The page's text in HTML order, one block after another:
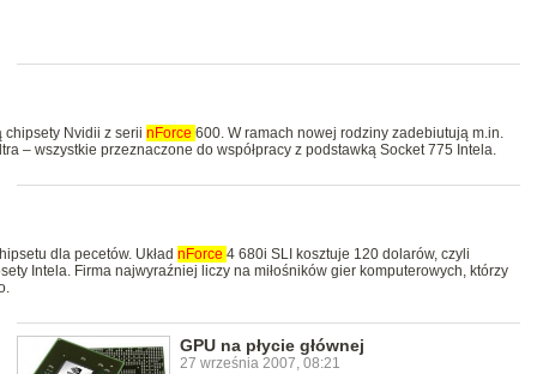
chipsety Nvidii z serii nForce 600. W ramach nowej rodziny zadebiutują m.in.
– wszystkie przeznaczone do współpracy z podstawką Socket 775 Intela.
dla pecetów. Układ nForce 4 680i SLI kosztuje 120 dolarów, czyli
Intela. Firma najwyraźniej liczy na miłośników gier komputerowych, którzy
GPU na płycie głównej
27 września 2007, 08:21